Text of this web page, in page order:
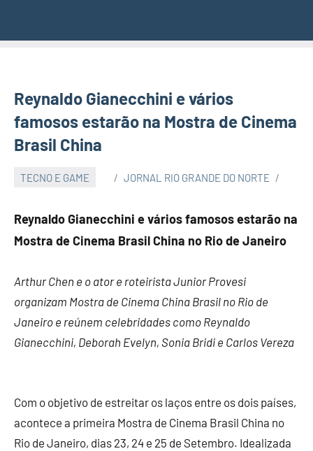
Reynaldo Gianecchini e vários
famosos estarão na Mostra de Cinema
Brasil China
TECNO E GAME JORNAL RIO GRANDE DO NORTE
Reynaldo Gianecchini e vários famosos estarão na
Mostra de Cinema Brasil China no Rio de Janeiro
Arthur Chen e o ator e roteirista Junior Provesi
organizam Mostra de Cinema China Brasil no Rio de
Janeiro e reúnem celebridades como Reynaldo
Gianecchini, Deborah Evelyn, Sonia Bridi e Carlos Vereza
Com o objetivo de estreitar os laços entre os dois países,
acontece a primeira Mostra de Cinema Brasil China no
Rio de Janeiro, dias 23, 24 e 25 de Setembro. Idealizada